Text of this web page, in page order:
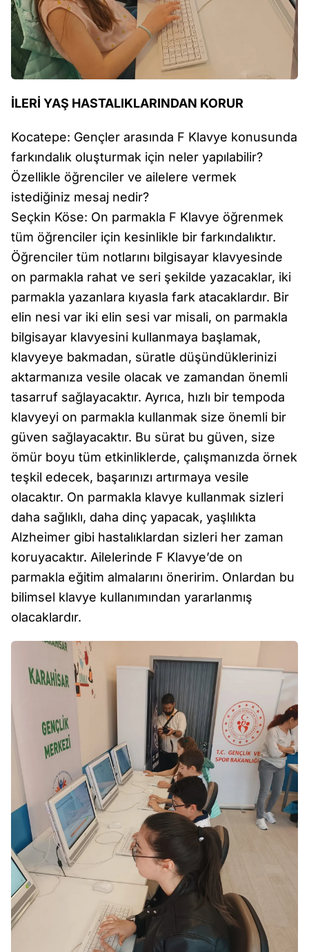
İLERİ YAŞ HASTALIKLARINDAN KORUR
Kocatepe: Gençler arasında F Klavye konusunda
farkındalık oluşturmak için neler yapılabilir?
Özellikle öğrenciler ve ailelere vermek
istediğiniz mesaj nedir?
Seçkin Köse: On parmakla F Klavye öğrenmek
tüm öğrenciler için kesinlikle bir farkındalıktır.
Öğrenciler tüm notlarını bilgisayar klavyesinde
on parmakla rahat ve seri şekilde yazacaklar, iki
parmakla yazanlara kıyasla fark atacaklardır. Bir
elin nesi var iki elin sesi var misali, on parmakla
bilgisayar klavyesini kullanmaya başlamak,
klavyeye bakmadan, süratle düşündüklerinizi
aktarmanıza vesile olacak ve zamandan önemli
tasarruf sağlayacaktır. Ayrıca, hızlı bir tempoda
klavyeyi on parmakla kullanmak size önemli bir
güven sağlayacaktır. Bu sürat bu güven, size
ömür boyu tüm etkinliklerde, çalışmanızda örnek
teşkil edecek, başarınızı artırmaya vesile
olacaktır. On parmakla klavye kullanmak sizleri
daha sağlıklı, daha dinç yapacak, yaşlılıkta
Alzheimer gibi hastalıklardan sizleri her zaman
koruyacaktır. Ailelerinde F Klavye’de on
parmakla eğitim almalarını öneririm. Onlardan bu
bilimsel klavye kullanımından yararlanmış
olacaklardır.